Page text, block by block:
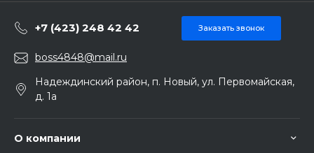
+7 (423) 248 42 42 Заказать звонок
boss4848@mail.ru
Надеждинский район, п. Новый, ул. Первомайская,
д. 1а
О компании